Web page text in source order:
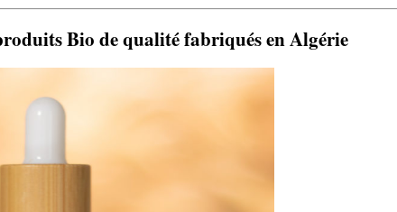
Bio de qualité fabriqués en Algérie